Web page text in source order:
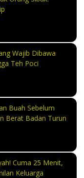
Wajib Dibawa
Teh Poci
Buah Sebelum
Berat Badan Turun
Cuma 25 Menit,
Keluarga